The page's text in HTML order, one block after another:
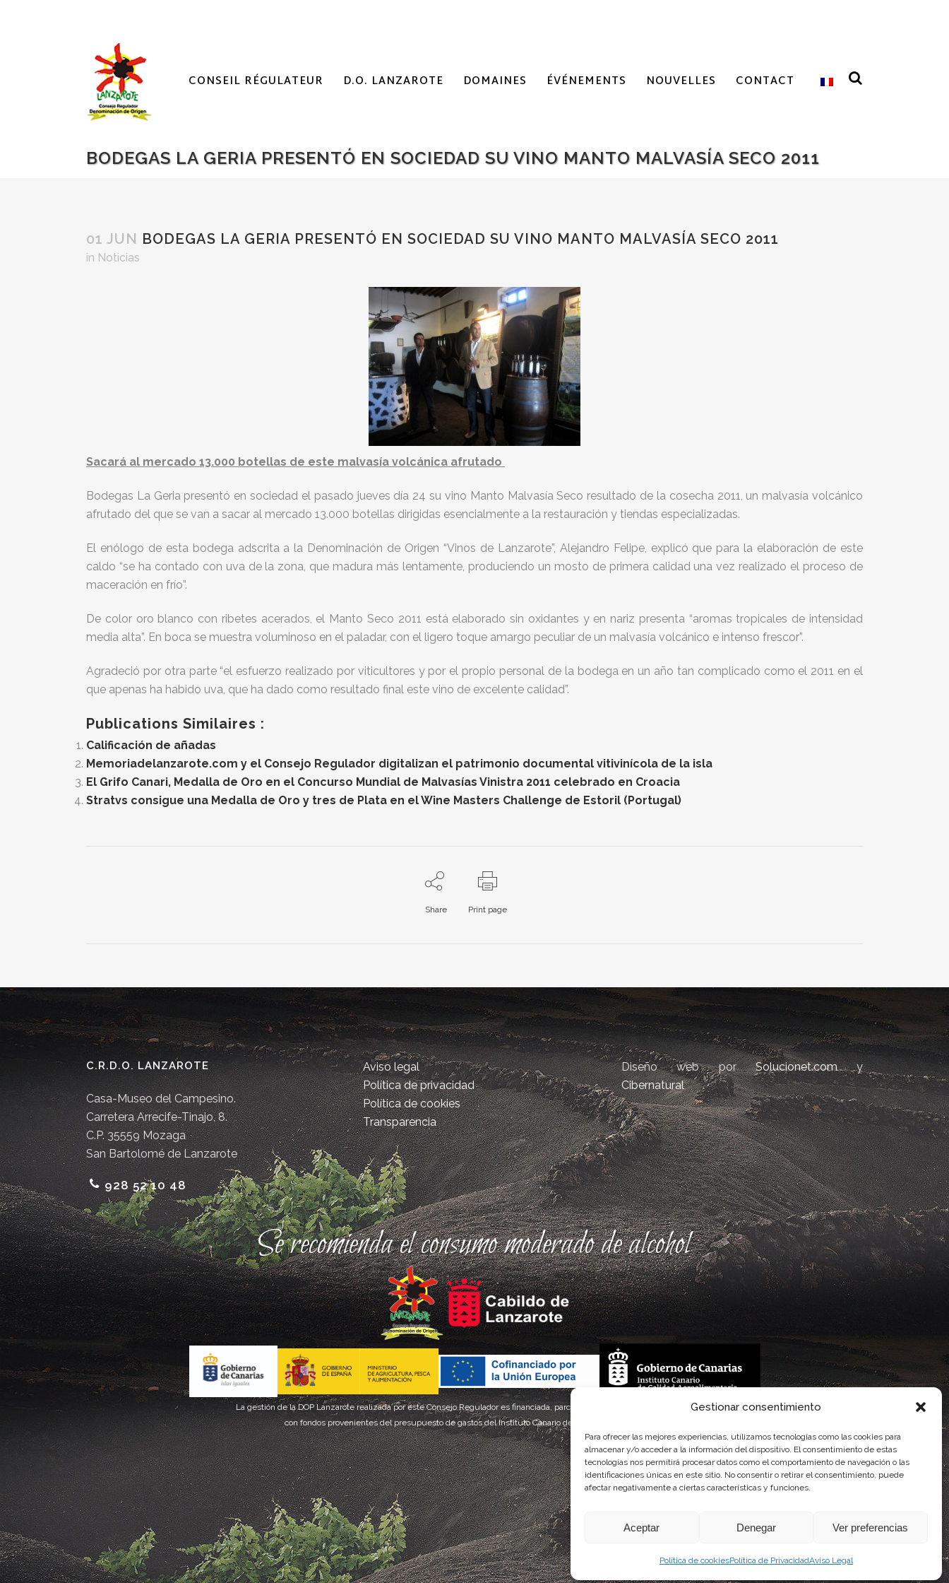
Gestionar consentimiento
Para ofrecer las mejores experiencias, utilizamos tecnologías como las cookies para
almacenar y/o acceder a la información del dispositivo. El consentimiento de estas
tecnologías nos permitirá procesar datos como el comportamiento de navegación o las
identificaciones únicas en este sitio. No consentir o retirar el consentimiento, puede
afectar negativamente a ciertas características y funciones.
Aceptar Denegar Ver preferencias
Política de cookiesPolítica de PrivacidadAviso Legal
CONSEIL RÉGULATEUR D.O. LANZAROTE DOMAINES ÉVÉNEMENTS NOUVELLES CONTACT
BODEGAS LA GERIA PRESENTÓ EN SOCIEDAD SU VINO MANTO MALVASÍA SECO 2011
01 JUN BODEGAS LA GERIA PRESENTÓ EN SOCIEDAD SU VINO MANTO MALVASÍA SECO 2011
in Noticias
Sacará al mercado 13.000 botellas de este malvasía volcánica afrutado
Bodegas La Geria presentó en sociedad el pasado jueves día 24 su vino Manto Malvasía Seco resultado de la cosecha 2011, un malvasía volcánico
afrutado del que se van a sacar al mercado 13.000 botellas dirigidas esencialmente a la restauración y tiendas especializadas.
El enólogo de esta bodega adscrita a la Denominación de Origen “Vinos de Lanzarote”, Alejandro Felipe, explicó que para la elaboración de este
caldo “se ha contado con uva de la zona, que madura más lentamente, produciendo un mosto de primera calidad una vez realizado el proceso de
maceración en frío”.
De color oro blanco con ribetes acerados, el Manto Seco 2011 está elaborado sin oxidantes y en nariz presenta “aromas tropicales de intensidad
media alta”. En boca se muestra voluminoso en el paladar, con el ligero toque amargo peculiar de un malvasía volcánico e intenso frescor”.
Agradeció por otra parte “el esfuerzo realizado por viticultores y por el propio personal de la bodega en un año tan complicado como el 2011 en el
que apenas ha habido uva, que ha dado como resultado final este vino de excelente calidad”.
Publications Similaires :
Calificación de añadas
Memoriadelanzarote.com y el Consejo Regulador digitalizan el patrimonio documental vitivinícola de la isla
El Grifo Canari, Medalla de Oro en el Concurso Mundial de Malvasías Vinistra 2011 celebrado en Croacia
Stratvs consigue una Medalla de Oro y tres de Plata en el Wine Masters Challenge de Estoril (Portugal)
Share Print page
C.R.D.O. LANZAROTE
Casa-Museo del Campesino.
Carretera Arrecife-Tinajo, 8.
C.P. 35559 Mozaga
San Bartolomé de Lanzarote
928 52 10 48
Aviso legal
Política de privacidad
Política de cookies
Transparencia
Diseño web porSolucionet.comy
Cibernatural
Se recomienda el consumo moderado de alcohol
La gestión de la DOP Lanzarote realizada por este Consejo Regulador es financiada, parcialmente, por el Gobierno de Canarias
con fondos provenientes del presupuesto de gastos del Instituto Canario de Calidad Agroalimentaria